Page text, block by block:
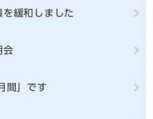
緩和しました
会
間」です